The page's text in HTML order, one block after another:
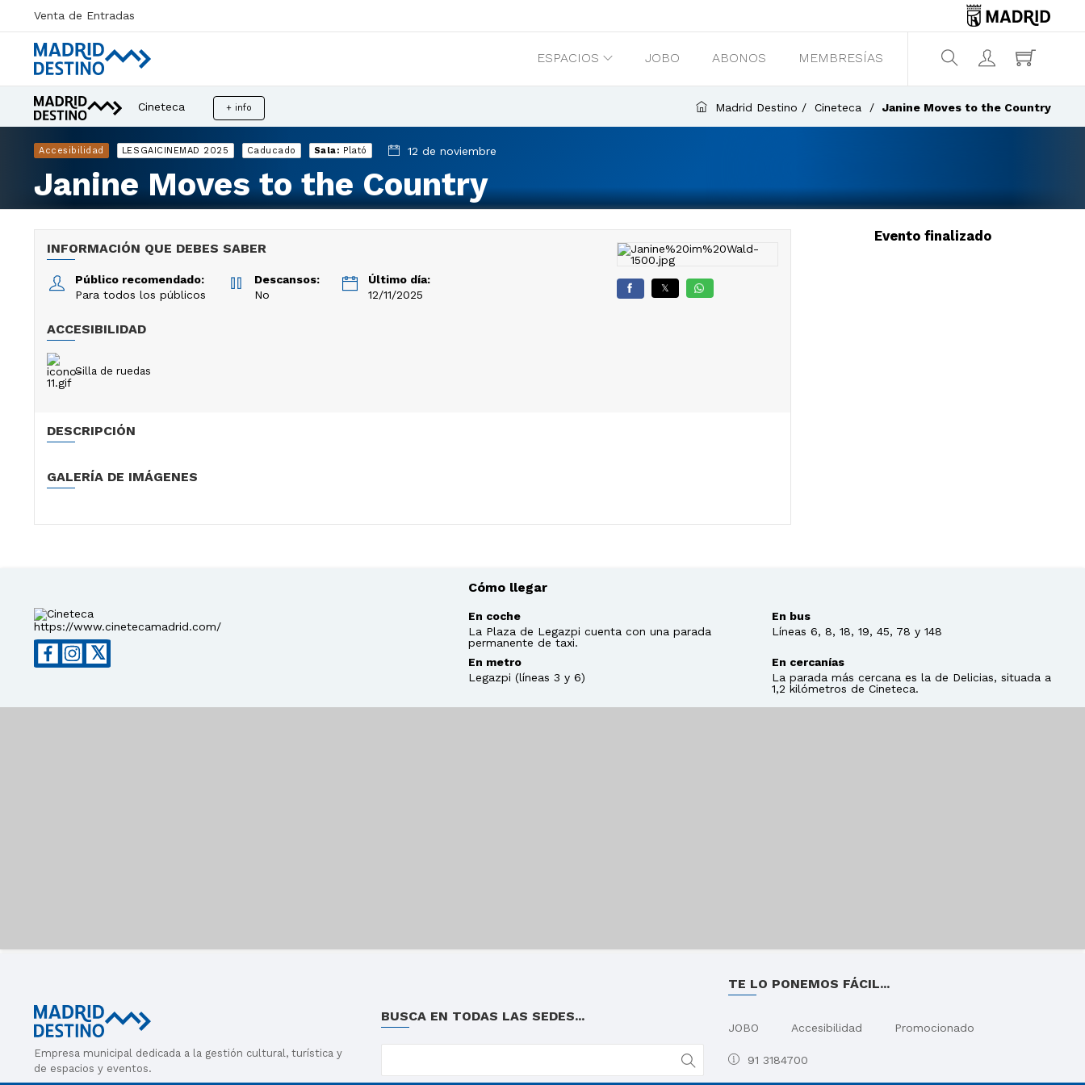
Venta de Entradas
ESPACIOS JOBO ABONOS MEMBRESÍAS ¿Qué estás buscando?
Cineteca + info Madrid Destino Cineteca Janine Moves to the Country
Accesibilidad LESGAICINEMAD 2025 Caducado Sala: Plató 12 de noviembre
Janine Moves to the Country
INFORMACIÓN QUE DEBES SABER
Público recomendado:
Para todos los públicos
Descansos:
No
Último día:
12/11/2025
ACCESIBILIDAD
Silla de ruedas
𝕏
DESCRIPCIÓN
GALERÍA DE IMÁGENES
Evento finalizado
https://www.cinetecamadrid.com/
𝕏
Cómo llegar
En coche
La Plaza de Legazpi cuenta con una parada
permanente de taxi.
En bus
Líneas 6, 8, 18, 19, 45, 78 y 148
En metro
Legazpi (líneas 3 y 6)
En cercanías
La parada más cercana es la de Delicias, situada a
1,2 kilómetros de Cineteca.
Empresa municipal dedicada a la gestión cultural, turística y
de espacios y eventos.
BUSCA EN TODAS LAS SEDES...
TE LO PONEMOS FÁCIL...
JOBO Accesibilidad Promocionado
91 3184700